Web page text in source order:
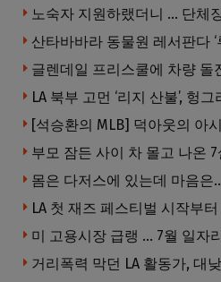
산타바바라 동물원 레서판다 ‘
글렌데일 프리스쿨에 차량
LA 첫 재즈 페스티벌 시작부
거리폭력 막던 LA 활동가, 대